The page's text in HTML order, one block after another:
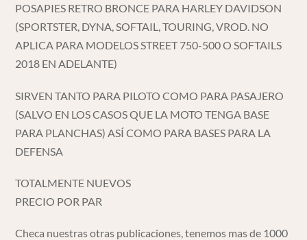
POSAPIES RETRO BRONCE PARA HARLEY DAVIDSON
(SPORTSTER, DYNA, SOFTAIL, TOURING, VROD. NO
APLICA PARA MODELOS STREET 750-500 O SOFTAILS
2018 EN ADELANTE)
SIRVEN TANTO PARA PILOTO COMO PARA PASAJERO
(SALVO EN LOS CASOS QUE LA MOTO TENGA BASE
PARA PLANCHAS) ASÍ COMO PARA BASES PARA LA
DEFENSA
TOTALMENTE NUEVOS
PRECIO POR PAR
Checa nuestras otras publicaciones, tenemos mas de 1000